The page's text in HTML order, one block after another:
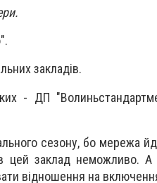
закладів.
- ДП
сезону, бо мережа
цей заклад неможливо. А
відношення на